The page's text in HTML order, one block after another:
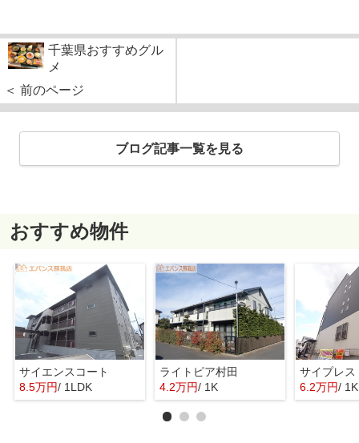
千葉県おすすめグル
メ
＜ 前のページ
ブログ記事一覧を見る
おすすめ物件
サイエンスコート
8.5万円/ 1LDK
ライトピア村田
4.2万円/ 1K
サイプレス
6.2万円/ 1K